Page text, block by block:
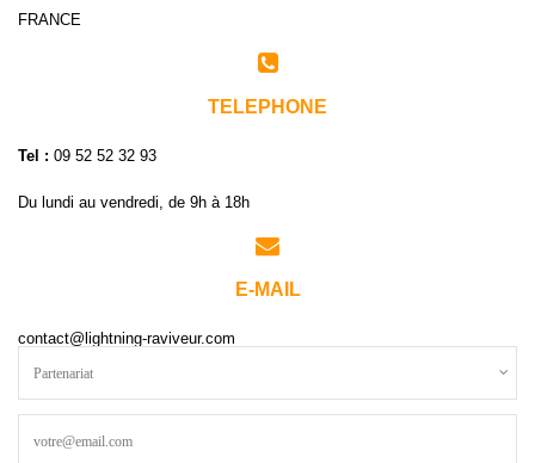
FRANCE
TELEPHONE
Tel : 09 52 52 32 93
Du lundi au vendredi, de 9h à 18h
E-MAIL
contact@lightning-raviveur.com